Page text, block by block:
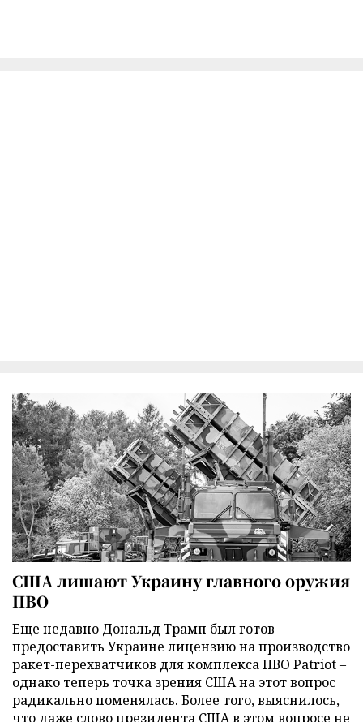
США лишают Украину главного оружия
ПВО
Еще недавно Дональд Трамп был готов
предоставить Украине лицензию на производство
ракет-перехватчиков для комплекса ПВО Patriot –
однако теперь точка зрения США на этот вопрос
радикально поменялась. Более того, выяснилось,
что даже слово президента США в этом вопросе не